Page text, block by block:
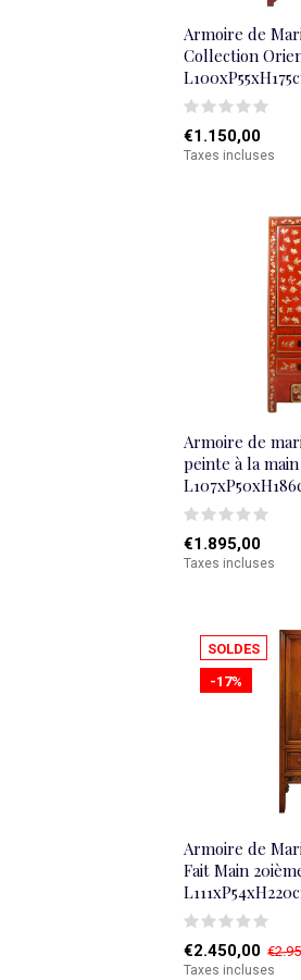
Armoire de
Collection
€1.150,00
Taxes incluses
Armoire de
peinte à la
€1.895,00
Taxes incluses
SOLDES
-17%
Armoire de
Fait Main
€2.450,00
Taxes incluses